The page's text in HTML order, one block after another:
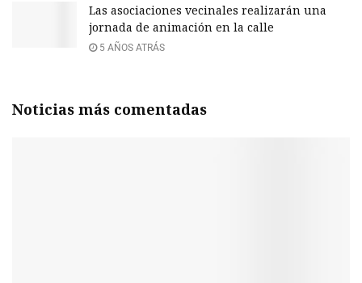
Las asociaciones vecinales realizarán una
jornada de animación en la calle
5 AÑOS ATRÁS
Noticias más comentadas